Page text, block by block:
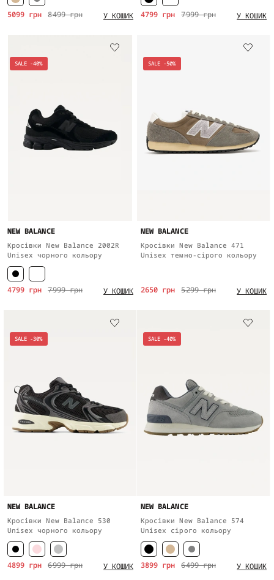
8499 грн
5099 грн У КОШИК 7999 грн
4799 грн У КОШИК
SALE -40%
NEW BALANCE
Кросівки New Balance 2002R
Unisex чорного кольору
7999 грн
4799 грн У КОШИК
SALE -50%
NEW BALANCE
Кросівки New Balance 471
Unisex темно-сірого кольору
5299 грн
2650 грн У КОШИК
SALE -30%
NEW BALANCE
Кросівки New Balance 530
Unisex чорного кольору
6999 грн
4899 грн У КОШИК
SALE -40%
NEW BALANCE
Кросівки New Balance 574
Unisex сірого кольору
6499 грн
3899 грн У КОШИК